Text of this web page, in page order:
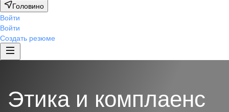
Головино
Войти
Войти
Создать резюме
Этика и комплаенс